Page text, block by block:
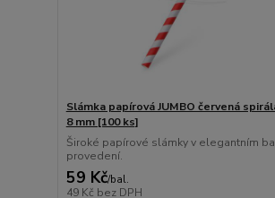
Slámka papírová JUMBO červená
8 mm [100 ks]
Široké papírové slámky v elegantním
provedení.
59 Kč/bal.
49 Kč bez DPH